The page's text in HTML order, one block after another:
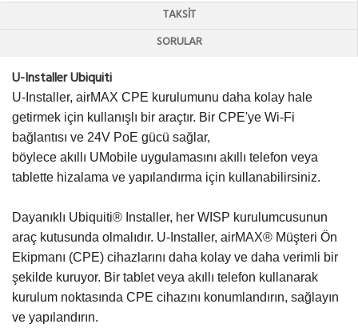
TAKSIT
SORULAR
U-Installer Ubiquiti
U-Installer, airMAX CPE kurulumunu daha kolay hale
getirmek için kullanışlı bir araçtır. Bir CPE'ye Wi-Fi
bağlantısı ve 24V PoE gücü sağlar,
böylece akıllı UMobile uygulamasını akıllı telefon veya
tablette hizalama ve yapılandırma için kullanabilirsiniz.
Dayanıklı Ubiquiti® Installer, her WISP kurulumcusunun
araç kutusunda olmalıdır. U-Installer, airMAX® Müşteri Ön
Ekipmanı (CPE) cihazlarını daha kolay ve daha verimli bir
şekilde kuruyor. Bir tablet veya akıllı telefon kullanarak
kurulum noktasında CPE cihazını konumlandırın, sağlayın
ve yapılandırın.